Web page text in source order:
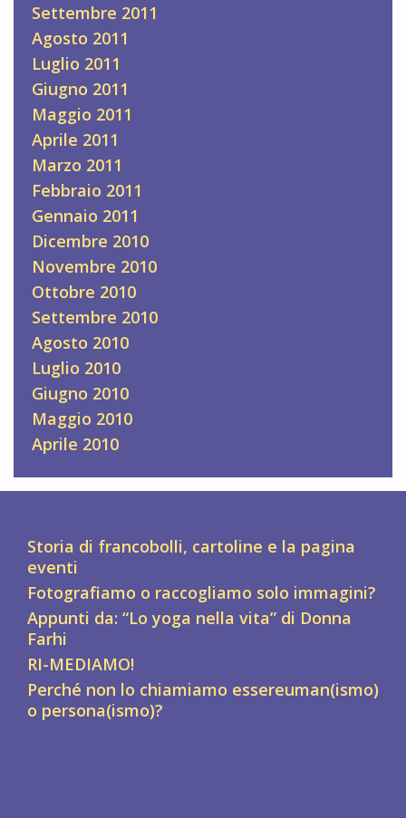
Settembre 2011
Agosto 2011
Luglio 2011
Giugno 2011
Maggio 2011
Aprile 2011
Marzo 2011
Febbraio 2011
Gennaio 2011
Dicembre 2010
Novembre 2010
Ottobre 2010
Settembre 2010
Agosto 2010
Luglio 2010
Giugno 2010
Maggio 2010
Aprile 2010
Storia di francobolli, cartoline e la pagina
eventi
Fotografiamo o raccogliamo solo immagini?
Appunti da: “Lo yoga nella vita” di Donna
Farhi
RI-MEDIAMO!
Perché non lo chiamiamo essereuman(ismo)
o persona(ismo)?